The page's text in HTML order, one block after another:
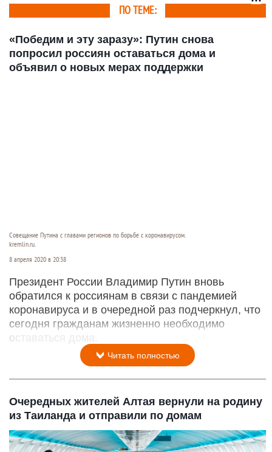
бунтовали против
ПО ТЕМЕ:
«Победим и эту заразу»: Путин снова
попросил россиян оставаться дома и
объявил о новых мерах поддержки
Совещание Путина с главами регионов по борьбе с коронавирусом.
kremlin.ru.
8 апреля 2020 в 20:38
Президент России Владимир Путин вновь
обратился к россиянам в связи с пандемией
коронавируса и в очередной раз подчеркнул, что
сегодня гражданам жизненно необходимо
оставаться дома.
Читать полностью
Очередных жителей Алтая вернули на родину
из Таиланда и отправили по домам